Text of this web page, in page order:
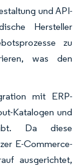
und API-
Hersteller
zu
was den
mit ERP-
Katalogen und
Da diese
E-Commerce-
ausgerichtet,